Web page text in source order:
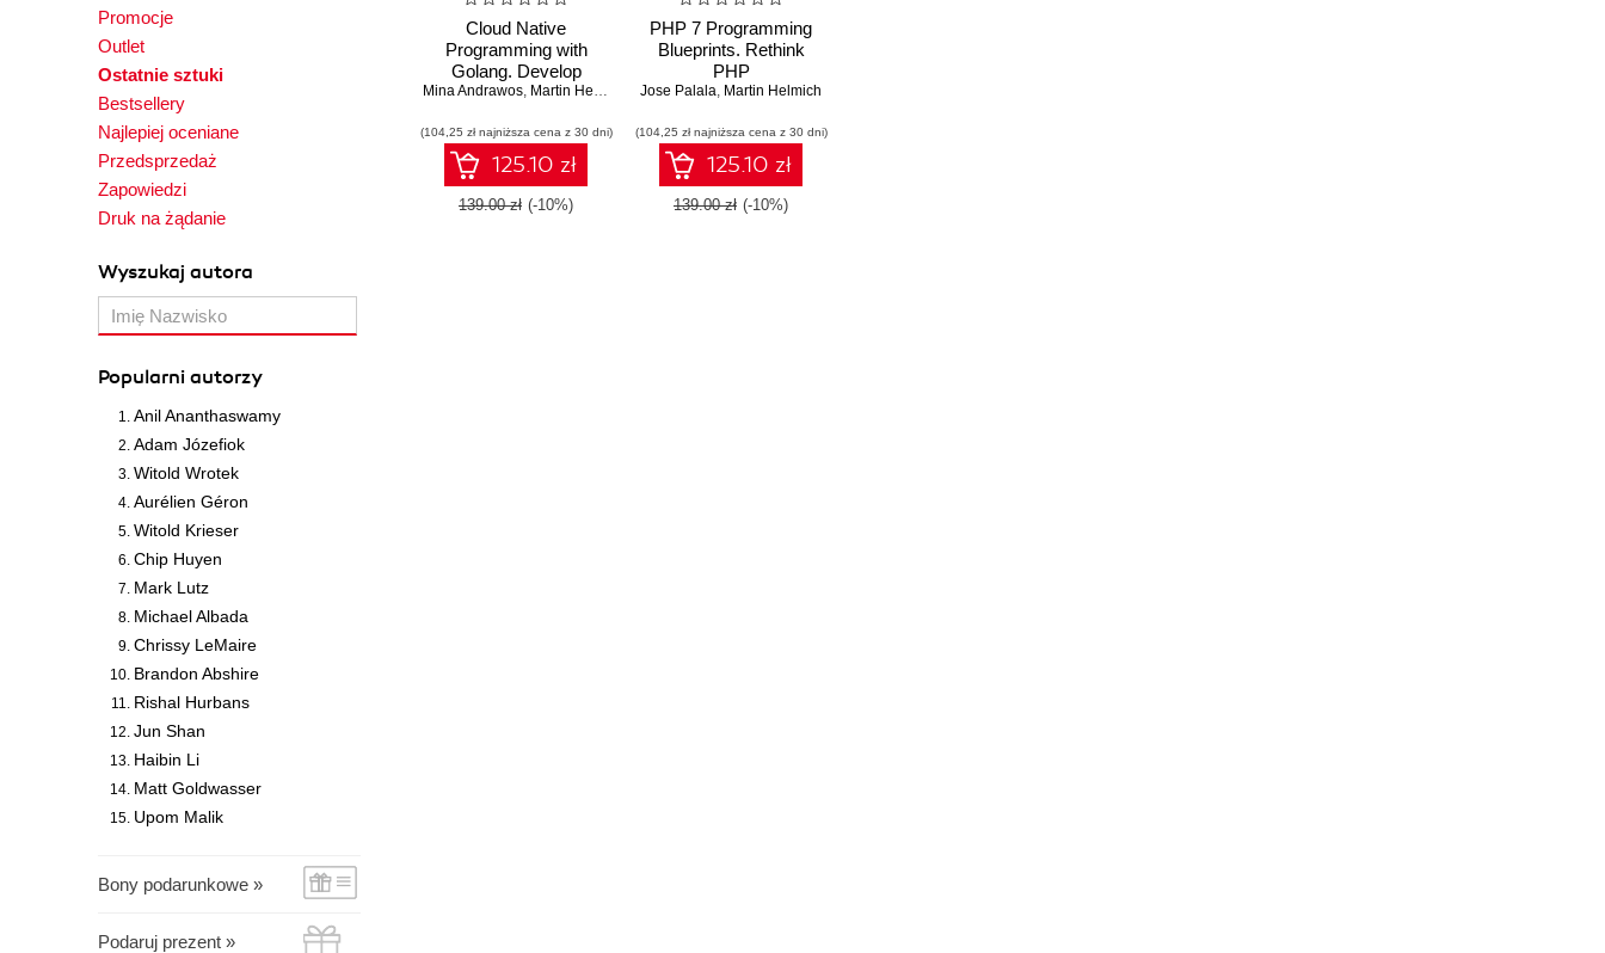
Promocje
Outlet
Ostatnie sztuki
Bestsellery
Najlepiej oceniane
Przedsprzedaż
Zapowiedzi
Druk na żądanie
Wyszukaj autora
Popularni autorzy
Anil Ananthaswamy
Adam Józefiok
Witold Wrotek
Aurélien Géron
Witold Krieser
Chip Huyen
Mark Lutz
Michael Albada
Chrissy LeMaire
Brandon Abshire
Rishal Hurbans
Jun Shan
Haibin Li
Matt Goldwasser
Upom Malik
Bony podarunkowe »
Podaruj prezent »
Cloud Native
Programming with
Golang. Develop
microservice-based
apps for the cloud with
Go
Mina Andrawos, Martin Helmich
(104,25 zł najniższa cena z 30 dni)
125.10 zł
139.00 zł (-10%)
PHP 7 Programming
Blueprints. Rethink
PHP
Jose Palala, Martin Helmich
(104,25 zł najniższa cena z 30 dni)
125.10 zł
139.00 zł (-10%)